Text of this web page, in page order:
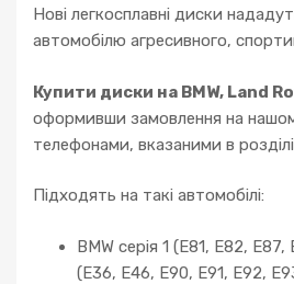
Нові легкосплавні диски
автомобілю агресивного,
Купити диски на BMW, Land
оформивши замовлення на
телефонами, вказаними в
Підходять на такі автомобілі:
BMW серія 1 (E81, E82,
(E36, E46, E90, E91, E92,